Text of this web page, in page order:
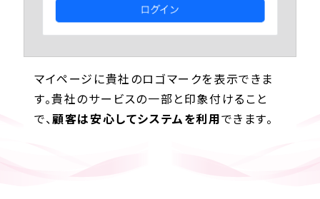
マイページに貴社のロゴマークを表示できま
す。貴社のサービスの一部と印象付けること
で、顧客は安心してシステムを利用できます。